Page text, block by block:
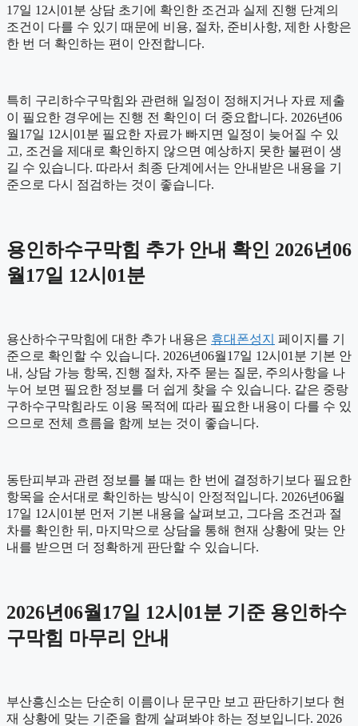
17일 12시01분 상담 초기에 확인한 조건과 실제 진행 단계의
조건이 다를 수 있기 때문에 비용, 절차, 준비사항, 제한 사항은
한 번 더 확인하는 편이 안전합니다.
특히 구리하수구막힘와 관련해 일정이 정해지거나 자료 제출
이 필요한 경우에는 진행 전 확인이 더 중요합니다. 2026년06
월17일 12시01분 필요한 자료가 빠지면 일정이 늦어질 수 있
고, 조건을 제대로 확인하지 않으면 예상하지 못한 불편이 생
길 수 있습니다. 따라서 최종 단계에서는 안내받은 내용을 기
준으로 다시 점검하는 것이 좋습니다.
용인하수구막힘 추가 안내 확인 2026년06
월17일 12시01분
용산하수구막힘에 대한 추가 내용은 휴대폰성지 페이지를 기
준으로 확인할 수 있습니다. 2026년06월17일 12시01분 기본 안
내, 상담 가능 항목, 진행 절차, 자주 묻는 질문, 주의사항을 나
누어 보면 필요한 정보를 더 쉽게 찾을 수 있습니다. 같은 중랑
구하수구막힘라도 이용 목적에 따라 필요한 내용이 다를 수 있
으므로 전체 흐름을 함께 보는 것이 좋습니다.
동탄피부과 관련 정보를 볼 때는 한 번에 결정하기보다 필요한
항목을 순서대로 확인하는 방식이 안정적입니다. 2026년06월
17일 12시01분 먼저 기본 내용을 살펴보고, 그다음 조건과 절
차를 확인한 뒤, 마지막으로 상담을 통해 현재 상황에 맞는 안
내를 받으면 더 정확하게 판단할 수 있습니다.
2026년06월17일 12시01분 기준 용인하수
구막힘 마무리 안내
부산흥신소는 단순히 이름이나 문구만 보고 판단하기보다 현
재 상황에 맞는 기준을 함께 살펴봐야 하는 정보입니다. 2026